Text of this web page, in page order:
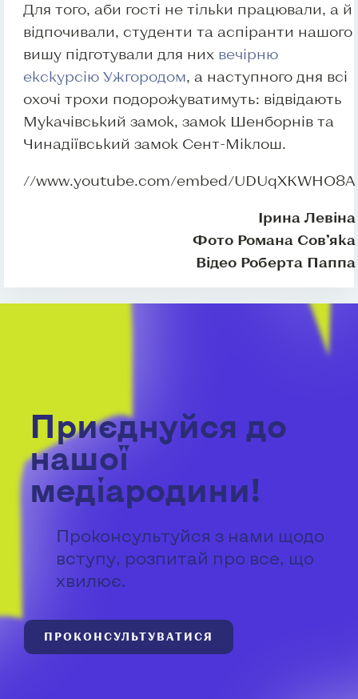
Для того, аби гості не тільки працювали, а й
відпочивали, студенти та аспіранти нашого
вишу підготували для них вечірню
екскурсію Ужгородом, а наступного дня всі
охочі трохи подорожуватимуть: відвідають
Мукачівський замок, замок Шенборнів та
Чинадіївський замок Сент-Міклош.
//www.youtube.com/embed/UDUqXKWHO8A
Ірина Левіна
Фото Романа Сов’яка
Відео Роберта Паппа
Приєднуйся до
нашої
медіародини!
Проконсультуйся з нами щодо
вступу, розпитай про все, що
хвилює.
ПРОКОНСУЛЬТУВАТИСЯ